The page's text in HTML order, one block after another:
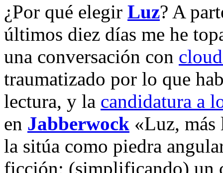
¿Por qué elegir Luz? A
últimos diez días me he
una conversación con
traumatizado por lo que
lectura, y la candidatura a
en Jabberwock «Luz,
la sitúa como piedra
ficción; (simplificando) un